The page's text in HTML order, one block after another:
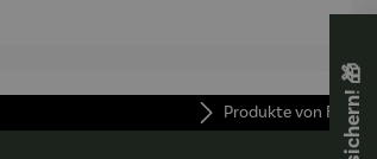
Produkte von FUNKE